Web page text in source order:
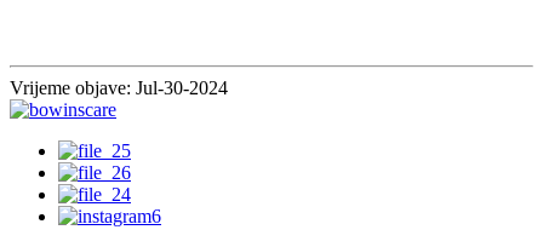
Vrijeme objave: Jul-30-2024